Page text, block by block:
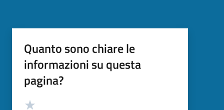
Quanto sono chiare le
informazioni su questa
pagina?
Valutazione